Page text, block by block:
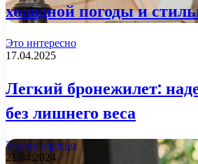
холодной погоды и
Это интересно
17.04.2025
Легкий бронежилет:
без лишнего веса
Это интересно
21.04.2024